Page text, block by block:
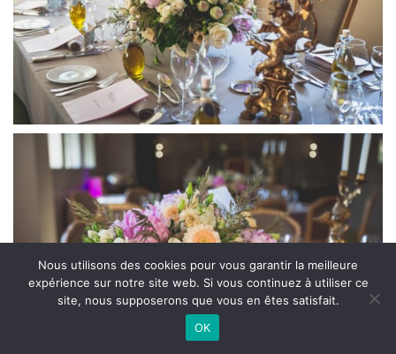
Nous utilisons des cookies pour vous garantir la meilleure
expérience sur notre site web. Si vous continuez à utiliser ce
site, nous supposerons que vous en êtes satisfait.
OK